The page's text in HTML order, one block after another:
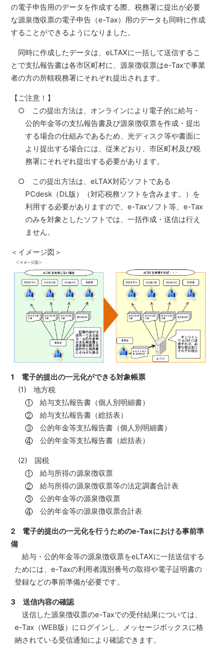
の電子申告用のデータを作成する際、税務署に提出が必要
な源泉徴収票の電子申告（e-Tax）用のデータも同時に作成
することができるようになりました。
同時に作成したデータは、eLTAXに一括して送信するこ
とで支払報告書は各市区町村に、源泉徴収票はe-Taxで事業
者の方の所轄税務署にそれぞれ提出されます。
【ご注意！】
○ この提出方法は、オンラインにより電子的に給与・
公的年金等の支払報告書及び源泉徴収票を作成・提出
する場合の仕組みであるため、光ディスク等や書面に
より提出する場合には、従来どおり、市区町村及び税
務署にそれぞれ提出する必要があります。
○ この提出方法は、eLTAX対応ソフトである
PCdesk（DL版）（対応税務ソフトを含みます。）を
利用する必要がありますので、e-Taxソフト等、e-Tax
のみを対象としたソフトでは、一括作成・送信は行え
ません。
＜イメージ図＞
1 電子的提出の一元化ができる対象帳票
(1) 地方税
給与支払報告書（個人別明細書）
給与支払報告書（総括表）
公的年金等支払報告書（個人別明細書）
公的年金等支払報告書（総括表）
(2) 国税
給与所得の源泉徴収票
給与所得の源泉徴収票等の法定調書合計表
公的年金等の源泉徴収票
公的年金等の源泉徴収票合計表
2 電子的提出の一元化を行うためのe-Taxにおける事前準
備
給与・公的年金等の源泉徴収票をeLTAXに一括送信する
ためには、e-Taxの利用者識別番号の取得や電子証明書の
登録などの事前準備が必要です。
3 送信内容の確認
送信した源泉徴収票のe-Taxでの受付結果については、
e-Tax（WEB版）にログインし、メッセージボックスに格
納されている受信通知により確認できます。